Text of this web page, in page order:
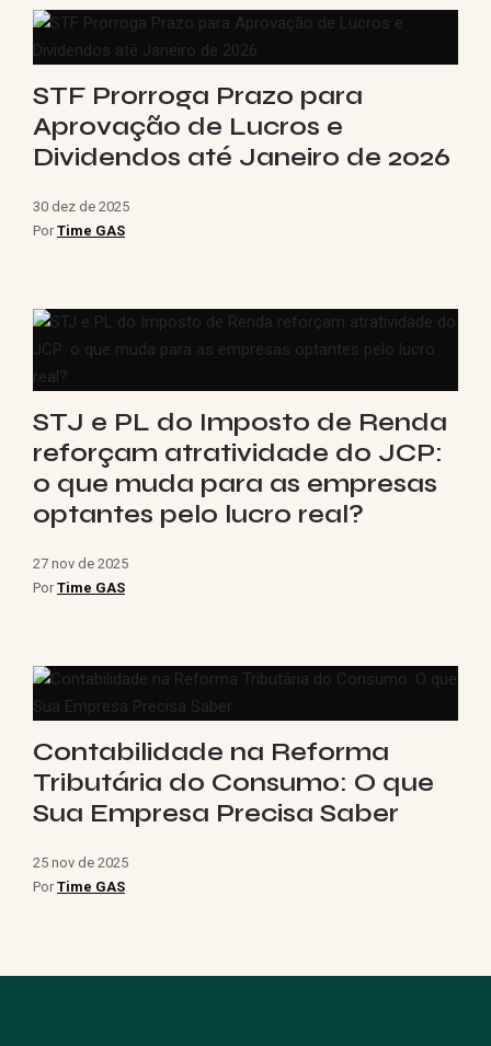
STF Prorroga Prazo para
Aprovação de Lucros e
Dividendos até Janeiro de 2026
30 dez de 2025
Por Time GAS
STJ e PL do Imposto de Renda
reforçam atratividade do JCP:
o que muda para as empresas
optantes pelo lucro real?
27 nov de 2025
Por Time GAS
Contabilidade na Reforma
Tributária do Consumo: O que
Sua Empresa Precisa Saber
25 nov de 2025
Por Time GAS